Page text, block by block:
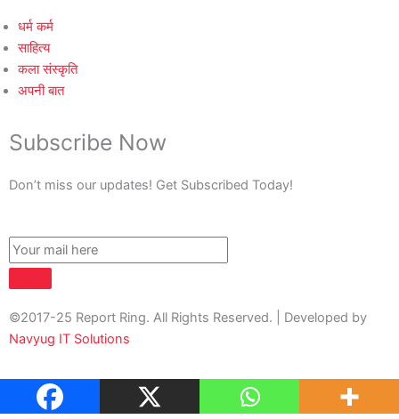
धर्म कर्म
साहित्य
कला संस्कृति
अपनी बात
Subscribe Now
Don’t miss our updates! Get Subscribed Today!
©2017-25 Report Ring. All Rights Reserved. | Developed by
Navyug IT Solutions
About Us